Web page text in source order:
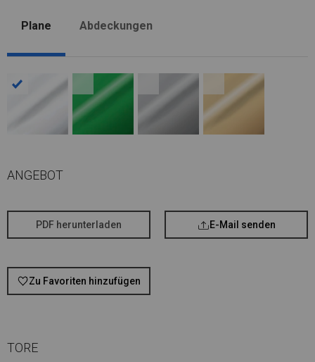
Plane Abdeckungen
ANGEBOT
PDF herunterladen E-Mail senden
Zu Favoriten hinzufügen
TORE